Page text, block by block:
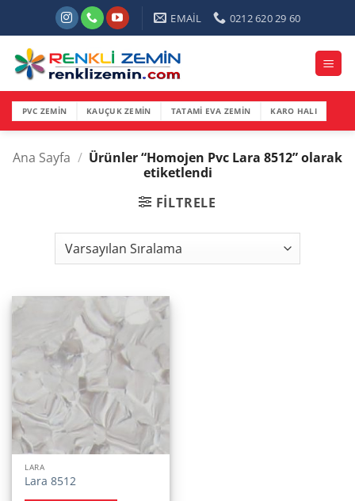
EMAİL 0212 620 29 60
PVC ZEMİN KAUÇUK ZEMİN TATAMİ EVA ZEMİN KARO HALI
Ana Sayfa / Ürünler “Homojen Pvc Lara 8512” olarak
etiketlendi
FILTRELE
LARA
Lara 8512